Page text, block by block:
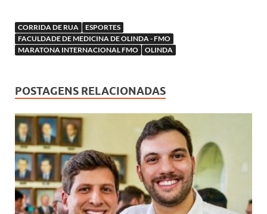
e
b
o
k
at
s
p
p
p
y
n
k
k
e
n
CORRIDA DE RUA
ESPORTES
FACULDADE DE MEDICINA DE OLINDA - FMO
MARATONA INTERNACIONAL FMO
OLINDA
POSTAGENS RELACIONADAS